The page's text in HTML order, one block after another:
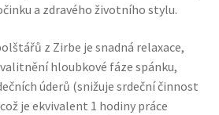
a zdravého životního stylu.
z Zirbe je snadná relaxace,
hloubkové fáze spánku,
úderů (snižuje srdeční činnost
je ekvivalent 1 hodiny práce